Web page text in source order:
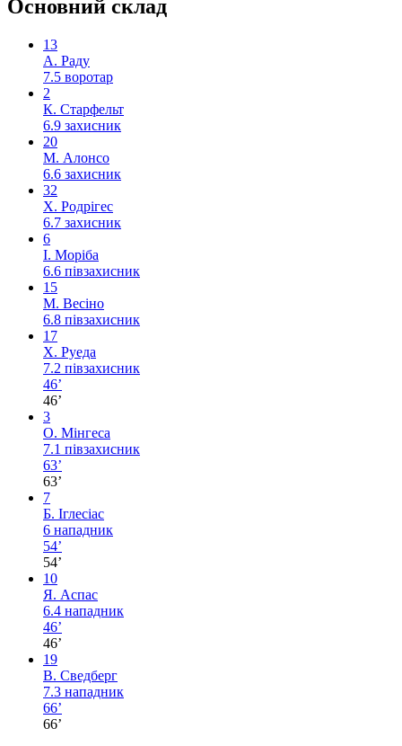
Основний склад
13
А. Раду
7.5 воротар
2
К. Старфельт
6.9 захисник
20
М. Алонсо
6.6 захисник
32
Х. Родрігес
6.7 захисник
6
І. Моріба
6.6 півзахисник
15
М. Весіно
6.8 півзахисник
17
Х. Руеда
7.2 півзахисник
46’
46’
3
О. Мінгеса
7.1 півзахисник
63’
63’
7
Б. Іглесіас
6 нападник
54’
54’
10
Я. Аспас
6.4 нападник
46’
46’
19
В. Сведберг
7.3 нападник
66’
66’